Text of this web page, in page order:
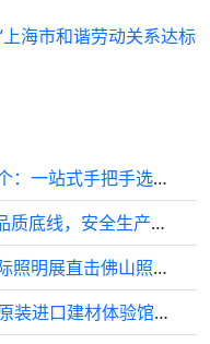
海市和谐劳动关系达标
清洗效果好无死角的洗碗机选哪个：一站式手把手选购攻略
聚力迎审CCC复审｜布雷诺严守品质底线，安全生产赋能品牌高质量发展
光影智变，以人为本——广州国际照明展直击佛山照明，探寻“光”的无限可能
择良材，筑优住 | 良家优住日本原装进口建材体验馆盛大启幕